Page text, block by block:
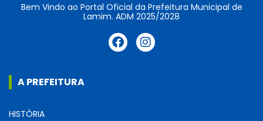
Bem Vindo ao Portal Oficial da Prefeitura Municipal de
Lamim. ADM 2025/2028
A PREFEITURA
HISTÓRIA